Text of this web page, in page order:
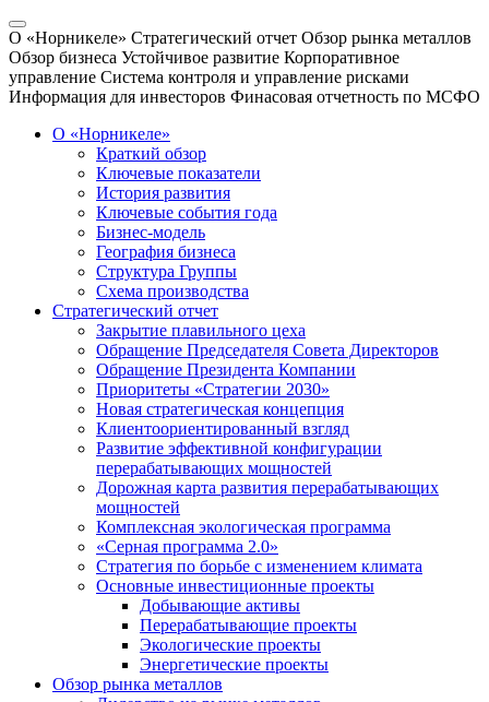
О «Норникеле» Стратегический отчет Обзор рынка металлов
Обзор бизнеса Устойчивое развитие Корпоративное
управление Система контроля и управление рисками
Информация для инвесторов Финасовая отчетность по МСФО
О «Норникеле»
Краткий обзор
Ключевые показатели
История развития
Ключевые события года
Бизнес-модель
География бизнеса
Структура Группы
Схема производства
Стратегический отчет
Закрытие плавильного цеха
Обращение Председателя Совета Директоров
Обращение Президента Компании
Приоритеты «Стратегии 2030»
Новая стратегическая концепция
Клиентоориентированный взгляд
Развитие эффективной конфигурации
перерабатывающих мощностей
Дорожная карта развития перерабатывающих
мощностей
Комплексная экологическая программа
«Серная программа 2.0»
Стратегия по борьбе с изменением климата
Основные инвестиционные проекты
Добывающие активы
Перерабатывающие проекты
Экологические проекты
Энергетические проекты
Обзор рынка металлов